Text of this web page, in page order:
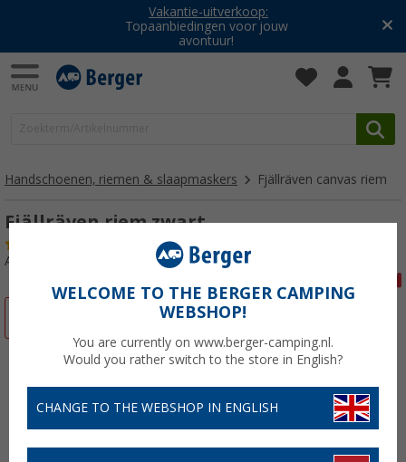
Vakantie-uitverkoop:
Topaanbiedingen voor jouw
avontuur!
Handschoenen, riemen & slaapmaskers Fjällräven canvas riem
Fjällräven riem zwart
Artikelnr: 898700
WELCOME TO THE BERGER CAMPING
WEBSHOP!
You are currently on www.berger-camping.nl.
Would you rather switch to the store in English?
CHANGE TO THE WEBSHOP IN ENGLISH